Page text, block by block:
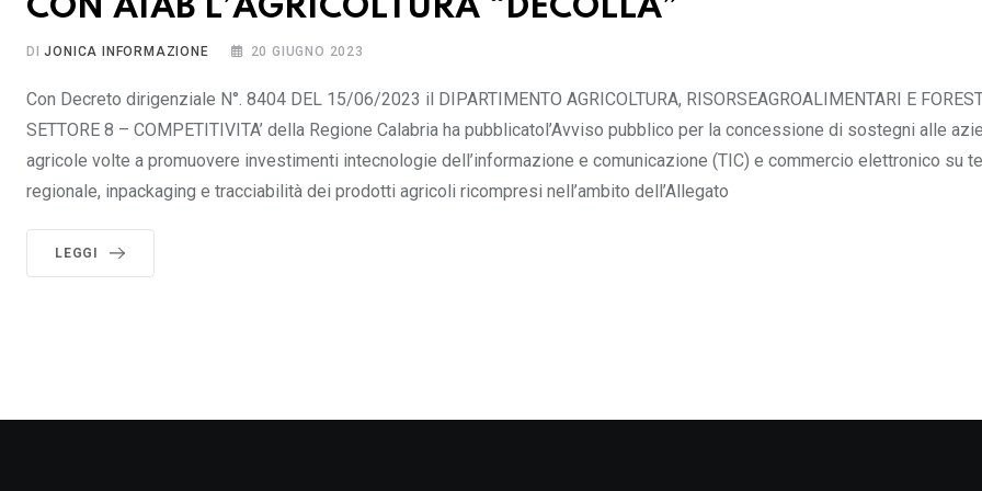
CON AIAB L’AGRICOLTURA “DECOLLA”
DIJONICA INFORMAZIONE 20 GIUGNO 2023
Con Decreto dirigenziale N°. 8404 DEL 15/06/2023 il DIPARTIMENTO AGRICOLTURA, RISORSEAGROALIMENTARI E
SETTORE 8 – COMPETITIVITA’ della Regione Calabria ha pubblicatol’Avviso pubblico per la concessione di sostegni alle
agricole volte a promuovere investimenti intecnologie dell’informazione e comunicazione (TIC) e commercio elettronico su
regionale, inpackaging e tracciabilità dei prodotti agricoli ricompresi nell’ambito dell’Allegato
LEGGI